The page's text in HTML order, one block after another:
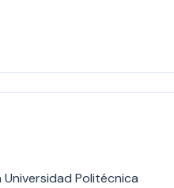
Universidad Politécnica